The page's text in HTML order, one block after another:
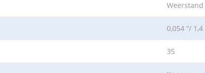
Weerstand
0,054 “/
35